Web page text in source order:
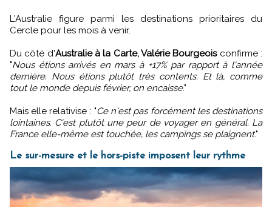
L'Australie figure parmi les destinations prioritaires du
Cercle pour les mois à venir.
Du côté d'Australie à la Carte, Valérie Bourgeoisconfirme :
"Nous étions arrivés en mars à +17% par rapport à l'année
dernière. Nous étions plutôt très contents. Et là, comme
tout le monde depuis février, on encaisse."
Mais elle relativise : "Ce n'est pas forcément les destinations
lointaines. C'est plutôt une peur de voyager en général. La
France elle-même est touchée, les campings se plaignent."
Le sur-mesure et le hors-piste imposent leur rythme